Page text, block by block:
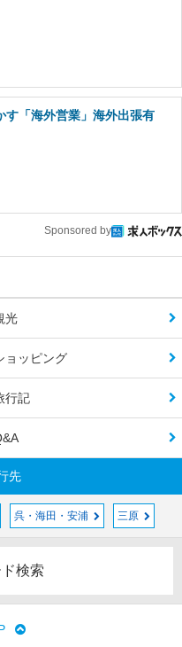
す「海外営業」海外出張有
Sponsored by
光
ョッピング
行記
先
呉・海田・安浦 三原
検索